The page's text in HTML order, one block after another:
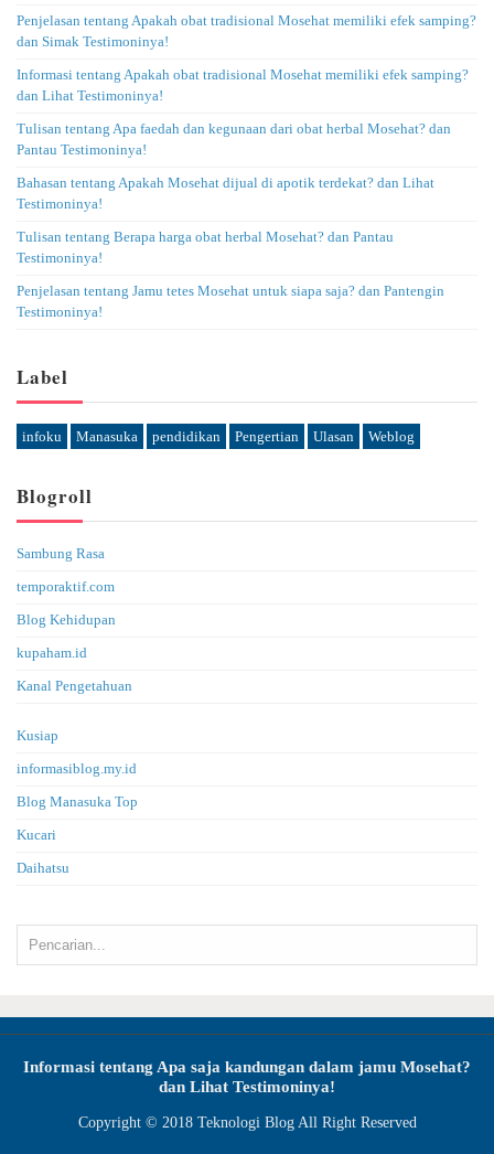
Penjelasan tentang Apakah obat tradisional Mosehat memiliki efek samping?
dan Simak Testimoninya!
Informasi tentang Apakah obat tradisional Mosehat memiliki efek samping?
dan Lihat Testimoninya!
Tulisan tentang Apa faedah dan kegunaan dari obat herbal Mosehat? dan
Pantau Testimoninya!
Bahasan tentang Apakah Mosehat dijual di apotik terdekat? dan Lihat
Testimoninya!
Tulisan tentang Berapa harga obat herbal Mosehat? dan Pantau
Testimoninya!
Penjelasan tentang Jamu tetes Mosehat untuk siapa saja? dan Pantengin
Testimoninya!
Label
infoku Manasuka pendidikan Pengertian Ulasan Weblog
Blogroll
Sambung Rasa
temporaktif.com
Blog Kehidupan
kupaham.id
Kanal Pengetahuan
Kusiap
informasiblog.my.id
Blog Manasuka Top
Kucari
Daihatsu
Informasi tentang Apa saja kandungan dalam jamu Mosehat?
dan Lihat Testimoninya!
Copyright © 2018 Teknologi BlogAll Right Reserved